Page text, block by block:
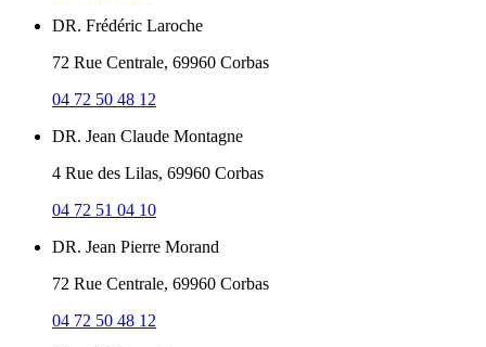
DR. Frédéric Laroche
72 Rue Centrale, 69960 Corbas
04 72 50 48 12
DR. Jean Claude Montagne
4 Rue des Lilas, 69960 Corbas
04 72 51 04 10
DR. Jean Pierre Morand
72 Rue Centrale, 69960 Corbas
04 72 50 48 12